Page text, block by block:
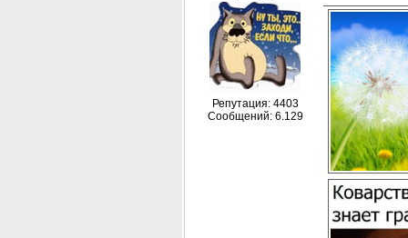
Репутация: 4403
Сообщений: 6.129